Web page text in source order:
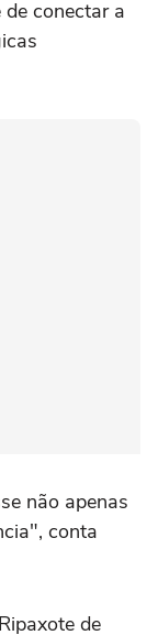
conectar a
não apenas
conta
de